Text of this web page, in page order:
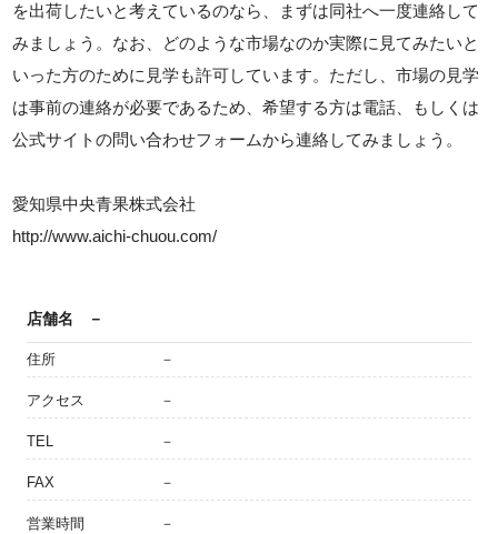
を出荷したいと考えているのなら、まずは同社へ一度連絡して
みましょう。なお、どのような市場なのか実際に見てみたいと
いった方のために見学も許可しています。ただし、市場の見学
は事前の連絡が必要であるため、希望する方は電話、もしくは
公式サイトの問い合わせフォームから連絡してみましょう。
愛知県中央青果株式会社
http://www.aichi-chuou.com/
店舗名 －
住所 －
アクセス －
TEL －
FAX －
営業時間 －